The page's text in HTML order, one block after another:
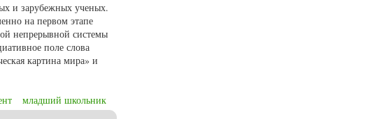
и зарубежных ученых.
на первом этапе
непрерывной системы
поле слова
картина мира» и
младший школьник